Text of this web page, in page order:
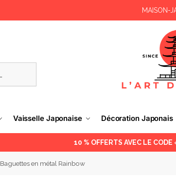
MAISON-
Vaisselle Japonaise Décoration Japonais
10 % OFFERTS AVEC LE
Baguettes en métal Rainbow